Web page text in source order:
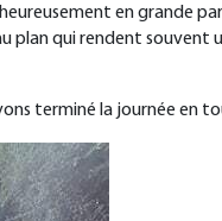
en grande
plan qui rendent souvent
terminé la journée en